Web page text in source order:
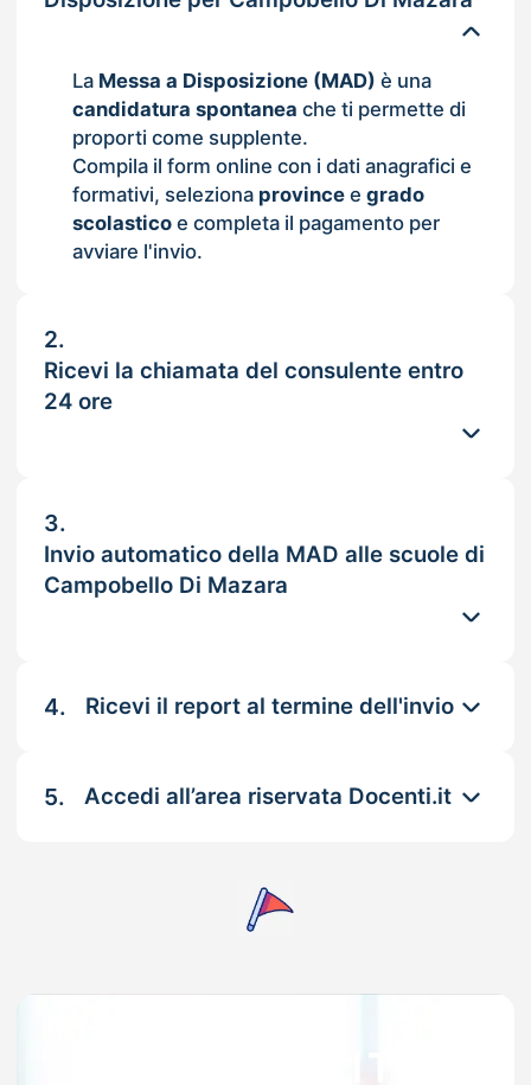
La Messa a Disposizione (MAD) è una
candidatura spontanea che ti permette di
proporti come supplente.
Compila il form online con i dati anagrafici e
formativi, seleziona provincee grado
scolasticoe completa il pagamento per
avviare l'invio.
2.
Ricevi la chiamata del consulente entro
24 ore
3.
Invio automatico della MAD alle scuole di
Campobello Di Mazara
4. Ricevi il report al termine dell'invio
5. Accedi all’area riservata Docenti.it